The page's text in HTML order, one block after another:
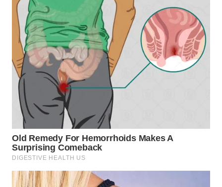
WN
DEPOK
WN
TAPANULI
UTARA
WN
SAMOSIR
WN
PADANG
LAWAS